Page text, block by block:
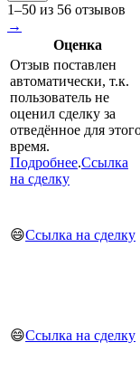
1–50 из 56 отзывов
→
Оценка
Отзыв поставлен
автоматически, т.к.
пользователь не
оценил сделку за
отведённое для
время.
Подробнее.Ссылка
на сделку
😄Ссылка на сделку
😄Ссылка на сделку